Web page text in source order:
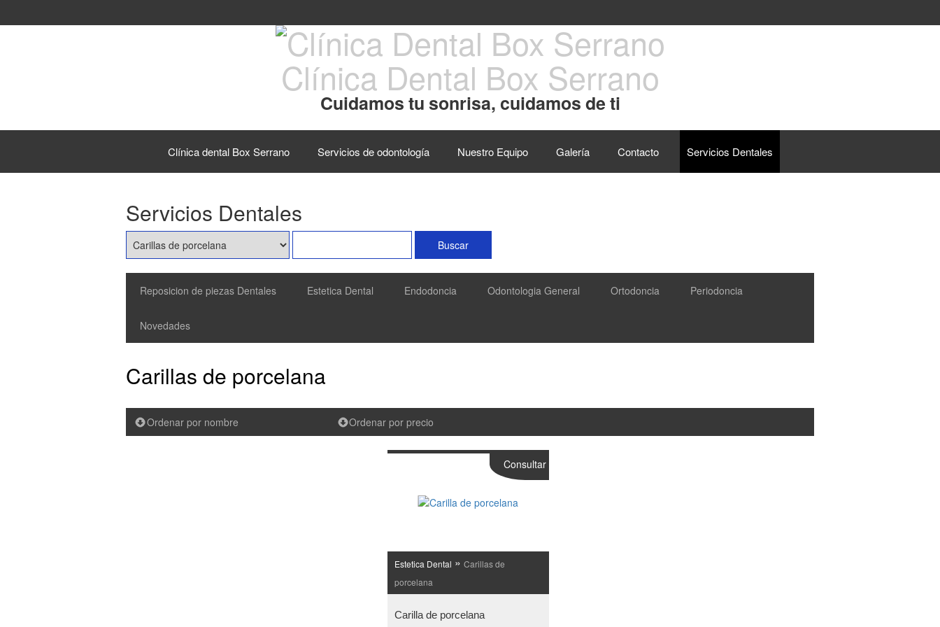
Clínica Dental Box Serrano
Cuidamos tu sonrisa, cuidamos de ti
Clínica dental Box Serrano Servicios de odontología Nuestro Equipo Galería Contacto Servicios Dentales
Servicios Dentales
Reposicion de piezas Dentales Estetica Dental Endodoncia Odontologia General Ortodoncia Periodoncia
Novedades
Carillas de porcelana
Ordenar por nombre Ordenar por precio
Estetica Dental » Carillas de
porcelana
Carilla de porcelana
Consultar